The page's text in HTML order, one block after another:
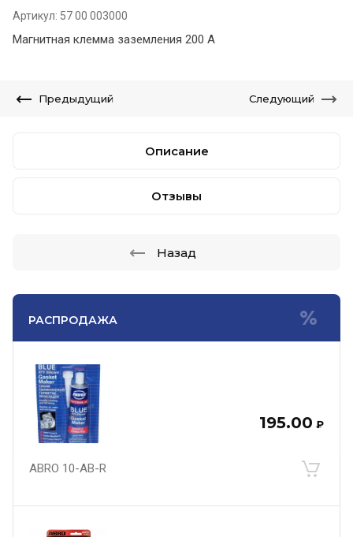
РАСПРОДАЖА
195.00 ₽
ABRO 10-AB-R
Артикул: 57 00 003000
Магнитная клемма заземления 200 А
Предыдущий Следующий
Описание
Отзывы
Назад